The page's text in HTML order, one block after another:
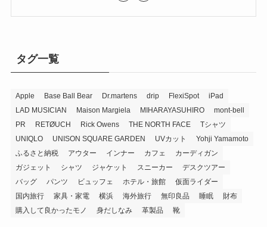
タグ一覧
Apple Base Ball Bear Dr.martens drip FlexiSpot
iPad
LAD MUSICIAN
Maison Margiela MIHARAYASUHIRO
mont-bell
PR
RETØUCH Rick Owens THE NORTH FACE
Tシャツ
UNIQLO
UNISON SQUARE GARDEN UVカット
Yohji Yamamoto
ふるさと納税
アウター インナー カフェ
カーディガン
ガジェット
シャツ ジャケット スニーカー
デスクツアー
バッグ
パンツ ビュッフェ ホテル・旅館
仮面ライダー
国内旅行
家具・家電 横浜 海外旅行 無印良品 睡眠
財布
購入して良かったモノ
身だしなみ 革製品 靴